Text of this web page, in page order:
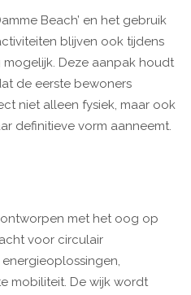
Beach’ en het gebruik
blijven ook tijdens
Deze aanpak houdt
de eerste bewoners
niet alleen fysiek, maar ook
definitieve vorm aanneemt.
met het oog op
voor circulair
mobiliteit. De wijk wordt